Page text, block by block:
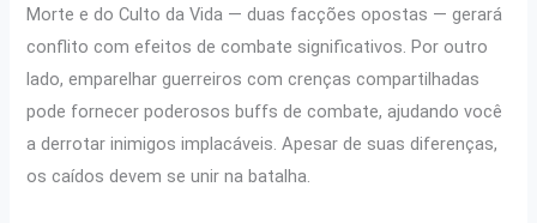
Morte e do Culto da Vida — duas facções opostas — gerará
conflito com efeitos de combate significativos. Por outro
lado, emparelhar guerreiros com crenças compartilhadas
pode fornecer poderosos buffs de combate, ajudando você
a derrotar inimigos implacáveis. Apesar de suas diferenças,
os caídos devem se unir na batalha.